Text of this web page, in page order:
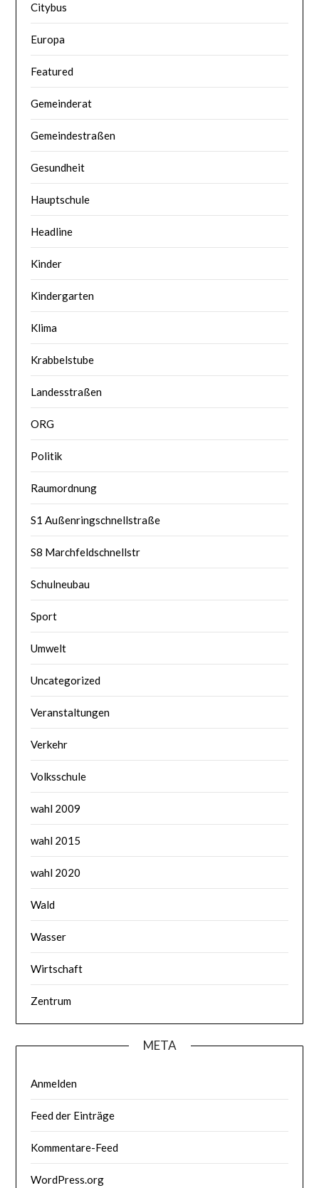
Citybus
Europa
Featured
Gemeinderat
Gemeindestraßen
Gesundheit
Hauptschule
Headline
Kinder
Kindergarten
Klima
Krabbelstube
Landesstraßen
ORG
Politik
Raumordnung
S1 Außenringschnellstraße
S8 Marchfeldschnellstr
Schulneubau
Sport
Umwelt
Uncategorized
Veranstaltungen
Verkehr
Volksschule
wahl 2009
wahl 2015
wahl 2020
Wald
Wasser
Wirtschaft
Zentrum
META
Anmelden
Feed der Einträge
Kommentare-Feed
WordPress.org